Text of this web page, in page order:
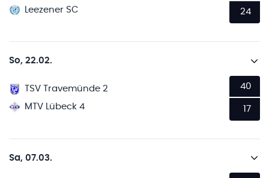
Leezener SC
24
So, 22.02.
TSV Travemünde 2
MTV Lübeck 4
40
17
Sa, 07.03.